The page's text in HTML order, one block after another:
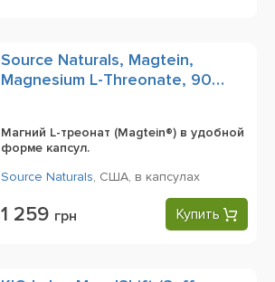
Source Naturals, Magtein,
Magnesium L-Threonate, 90
Магний L-треонат (Magtein®) в удобной
форме капсул.
Source Naturals, США, в капсулах
1 259 грн Купить